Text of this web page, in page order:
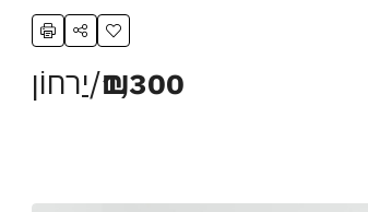
₪1,300/יַרחוֹן